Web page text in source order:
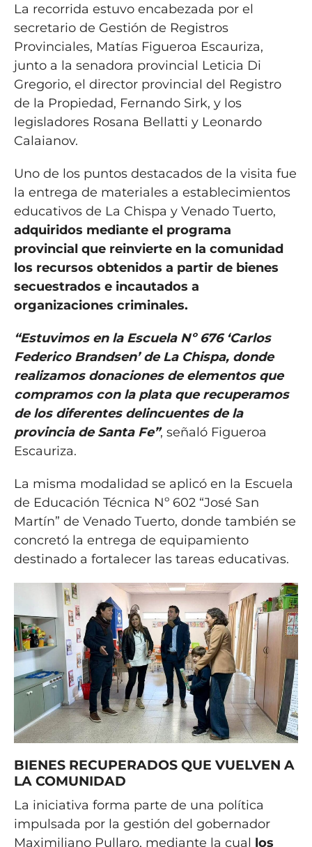
La recorrida estuvo encabezada por el
secretario de Gestión de Registros
Provinciales, Matías Figueroa Escauriza,
junto a la senadora provincial Leticia Di
Gregorio, el director provincial del Registro
de la Propiedad, Fernando Sirk, y los
legisladores Rosana Bellatti y Leonardo
Calaianov.
Uno de los puntos destacados de la visita fue
la entrega de materiales a establecimientos
educativos de La Chispa y Venado Tuerto,
adquiridos mediante el programa
provincial que reinvierte en la comunidad
los recursos obtenidos a partir de bienes
secuestrados e incautados a
organizaciones criminales.
“Estuvimos en la Escuela Nº 676 ‘Carlos
Federico Brandsen’ de La Chispa, donde
realizamos donaciones de elementos que
compramos con la plata que recuperamos
de los diferentes delincuentes de la
provincia de Santa Fe”, señaló Figueroa
Escauriza.
La misma modalidad se aplicó en la Escuela
de Educación Técnica Nº 602 “José San
Martín” de Venado Tuerto, donde también se
concretó la entrega de equipamiento
destinado a fortalecer las tareas educativas.
BIENES RECUPERADOS QUE VUELVEN A
LA COMUNIDAD
La iniciativa forma parte de una política
impulsada por la gestión del gobernador
Maximiliano Pullaro, mediante la cual los